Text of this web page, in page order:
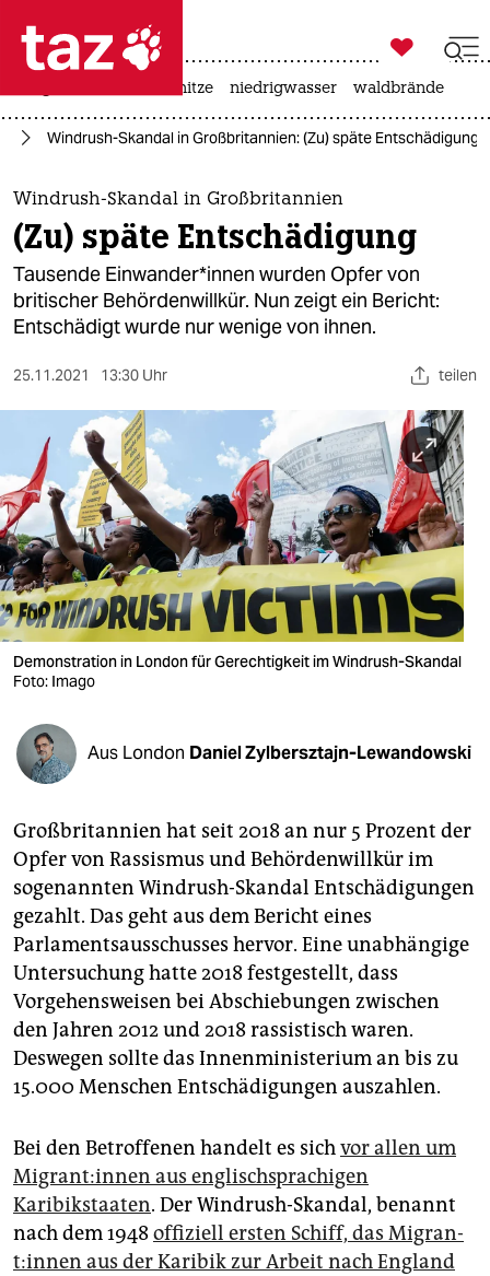
 taz zahl ich
taz zahl ich
themen
politik
öko
gesellschaft
sport
berlin
nord
wahrheit
verlag
verlag
veranstaltungen
shop
unterstützen
abo
genossenschaft
epaper login

taz zahl ich
hitze niedrigwasser waldbrände
Windrush-Skandal in Großbritannien: (Zu) späte Entschädigung
Windrush-Skandal in Großbritannien
(Zu) späte Entschädigung
Tausende Ein­wan­de­r*in­nen wurden Opfer von
britischer Behördenwillkür. Nun zeigt ein Bericht:
Entschädigt wurde nur wenige von ihnen.
25.11.2021 13:30 Uhr teilen
Demonstration in London für Gerechtigkeit im Windrush-Skandal
Foto: Imago
Aus London Daniel Zylbersztajn-Lewandowski
Großbritannien hat seit 2018 an nur 5 Prozent der
Opfer von Rassismus und Behördenwillkür im
sogenannten Windrush-Skandal Entschädigungen
gezahlt. Das geht aus dem Bericht eines
Parlamentsausschusses hervor. Eine unabhängige
Untersuchung hatte 2018 festgestellt, dass
Vorgehensweisen bei Abschiebungen zwischen
den Jahren 2012 und 2018 rassistisch waren.
Deswegen sollte das Innenministerium an bis zu
15.000 Menschen Entschädigungen auszahlen.
Bei den Betroffenen handelt es sichvor allen um
Mi­gran­t:in­nen aus englischsprachigen
Karibikstaaten. Der Windrush-Skandal, benannt
nach dem 1948offiziell ersten Schiff, das Mi­gran­
t:in­nen aus der Karibik zur Arbeit nach England